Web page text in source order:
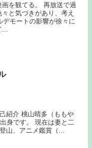
を観てる。 再放送で過
と気づきがあり、考え
モートの影響が徐々に
紹介 桃山晴多（ももや
身です。 現在は妻と二
山、アニメ鑑賞（...